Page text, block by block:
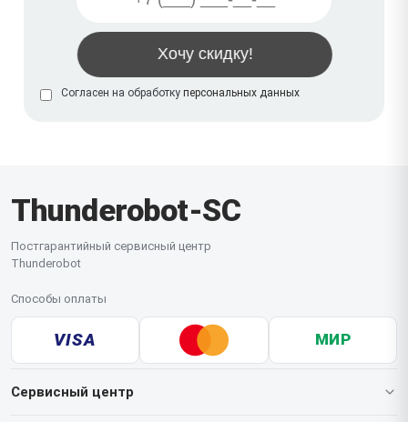
Согласен на обработку персональных данных
Thunderobot-SC
Постгарантийный сервисный центр
Thunderobot
Способы оплаты
VISA МИР
Сервисный центр